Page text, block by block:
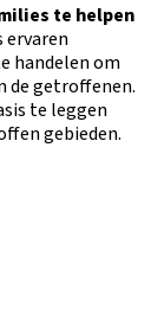
te helpen
ervaren
handelen om
de getroffenen.
te leggen
gebieden.